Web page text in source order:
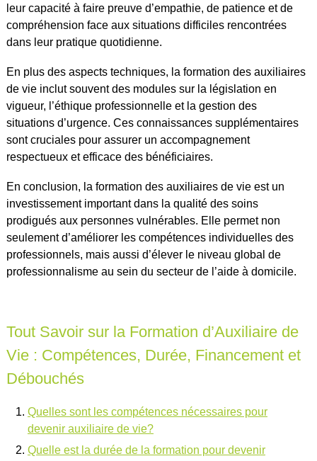
leur capacité à faire preuve d’empathie, de patience et de
compréhension face aux situations difficiles rencontrées
dans leur pratique quotidienne.
En plus des aspects techniques, la formation des auxiliaires
de vie inclut souvent des modules sur la législation en
vigueur, l’éthique professionnelle et la gestion des
situations d’urgence. Ces connaissances supplémentaires
sont cruciales pour assurer un accompagnement
respectueux et efficace des bénéficiaires.
En conclusion, la formation des auxiliaires de vie est un
investissement important dans la qualité des soins
prodigués aux personnes vulnérables. Elle permet non
seulement d’améliorer les compétences individuelles des
professionnels, mais aussi d’élever le niveau global de
professionnalisme au sein du secteur de l’aide à domicile.
Tout Savoir sur la Formation d’Auxiliaire de
Vie : Compétences, Durée, Financement et
Débouchés
Quelles sont les compétences nécessaires pour
devenir auxiliaire de vie?
Quelle est la durée de la formation pour devenir